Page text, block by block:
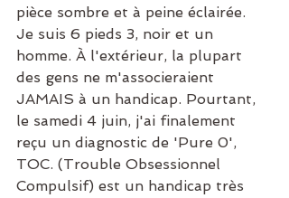
pièce sombre et à peine éclairée.
Je suis 6 pieds 3, noir et un
homme. À l'extérieur, la plupart
des gens ne m'associeraient
JAMAIS à un handicap. Pourtant,
le samedi 4 juin, j'ai finalement
reçu un diagnostic de 'Pure 0',
TOC. (Trouble Obsessionnel
Compulsif) est un handicap très